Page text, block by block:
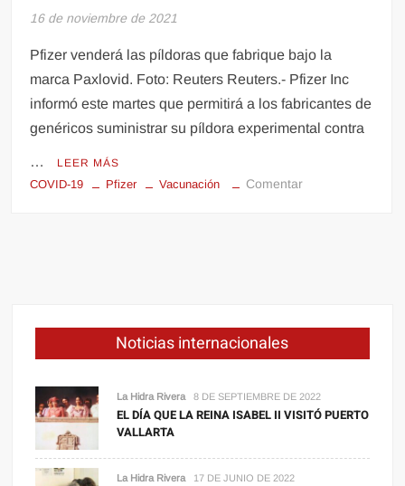
16 de noviembre de 2021
Pfizer venderá las píldoras que fabrique bajo la
marca Paxlovid. Foto: Reuters Reuters.- Pfizer Inc
informó este martes que permitirá a los fabricantes de
genéricos suministrar su píldora experimental contra
… LEER MÁS
COVID-19 Pfizer Vacunación Comentaren
píldora
19
en
Noticias internacionales
La Hidra Rivera 8 DE SEPTIEMBRE DE 2022
EL DÍA QUE LA REINA ISABEL II VISITÓ PUERTO
VALLARTA
La Hidra Rivera 17 DE JUNIO DE 2022